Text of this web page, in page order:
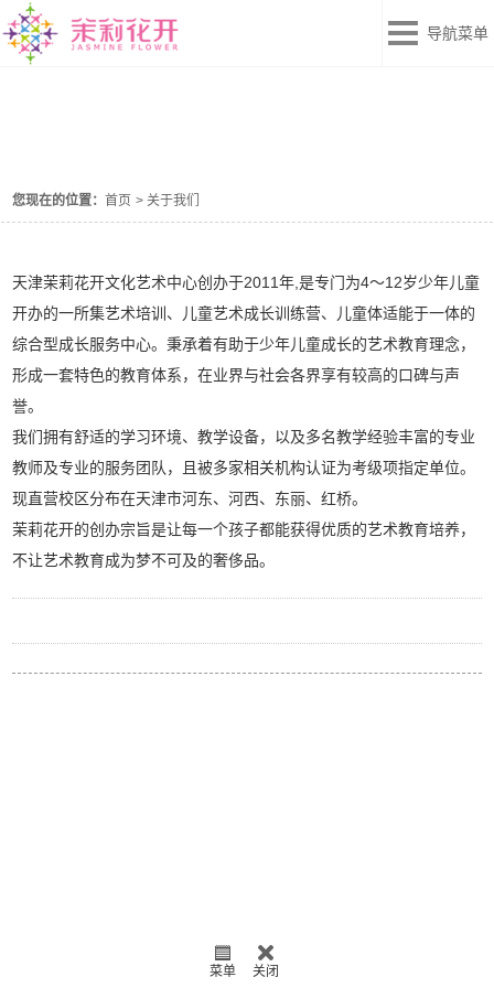
导航菜单
您现在的位置：首页 >关于我们
天津茉莉花开文化艺术中心创办于2011年,是专门为4～12岁少年儿童
开办的一所集艺术培训、儿童艺术成长训练营、儿童体适能于一体的
综合型成长服务中心。秉承着有助于少年儿童成长的艺术教育理念，
形成一套特色的教育体系，在业界与社会各界享有较高的口碑与声
誉。
我们拥有舒适的学习环境、教学设备，以及多名教学经验丰富的专业
教师及专业的服务团队，且被多家相关机构认证为考级项指定单位。
现直营校区分布在天津市河东、河西、东丽、红桥。
茉莉花开的创办宗旨是让每一个孩子都能获得优质的艺术教育培养，
不让艺术教育成为梦不可及的奢侈品。
菜单 关闭